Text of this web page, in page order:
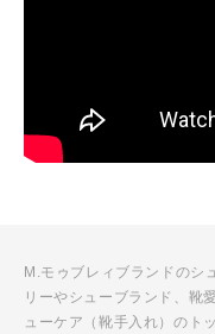
M.モゥブレィブランドのシ
リーやシューブランド、靴
ューケア（靴手入れ）のト